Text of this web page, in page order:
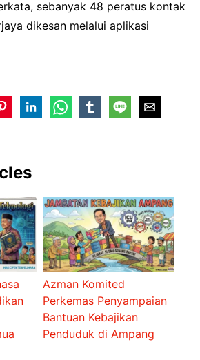
sebanyak 48 peratus kontak
dikesan melalui aplikasi
Azman Komited
Perkemas Penyampaian
Bantuan Kebajikan
Penduduk di Ampang